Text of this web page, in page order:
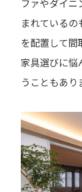
ファやダイ
まれている
を配置して間
家具選びに
うこともあり